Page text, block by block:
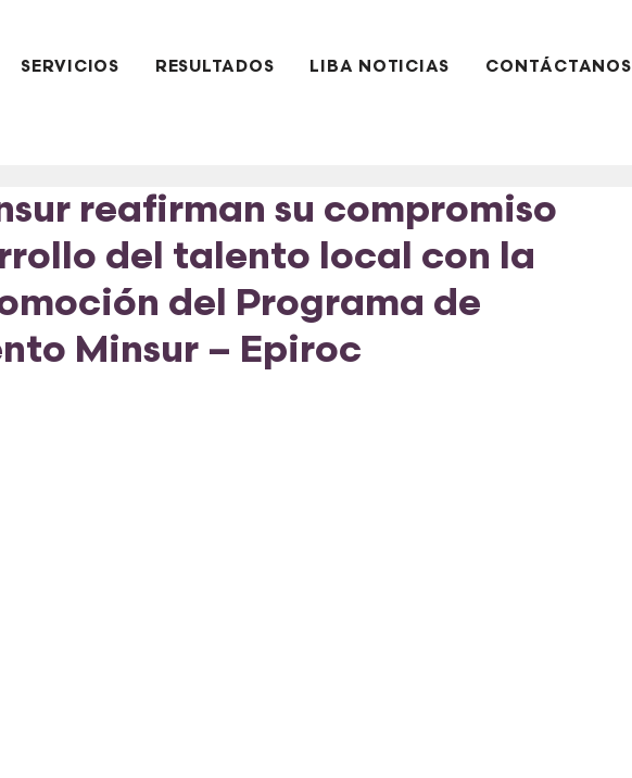
SERVICIOS RESULTADOS LIBA NOTICIAS CONTÁCTANOS
reafirman su compromiso
del talento local con la
del Programa de
Minsur – Epiroc